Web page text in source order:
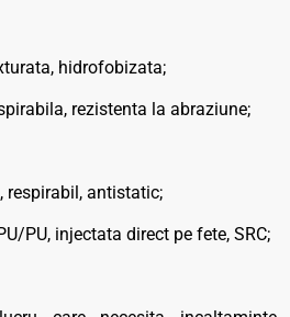
hidrofobizata;
rezistenta la abraziune;
respirabil, antistatic;
PU, injectata direct pe fete, SRC;